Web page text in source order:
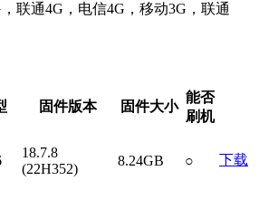
联通4G，电信4G，移动3G，联通
固件版本 固件大小
能否
刷机
18.7.8
(22H352)
8.24GB ○ 下载